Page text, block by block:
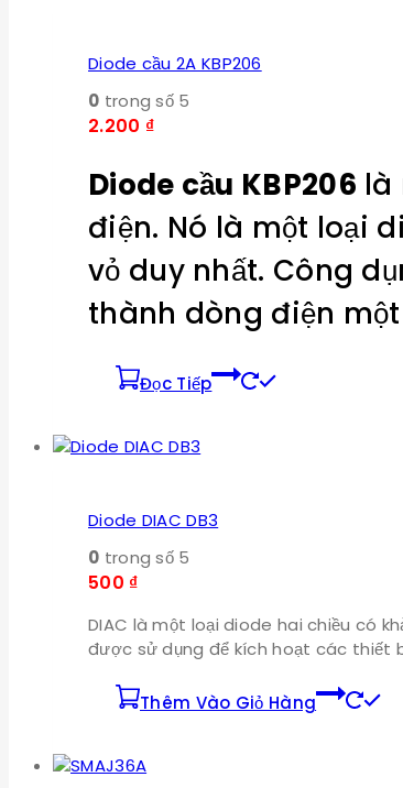
Diode cầu 2A KBP206
0 trong số 5
2.200 ₫
Diode cầu KBP206 là
điện. Nó là một loại
vỏ duy nhất. Công
thành dòng điện
Đọc Tiếp
Diode DIAC DB3
0 trong số 5
500 ₫
DIAC là một loại diode hai chiều có
được sử dụng để kích hoạt các thiết
Thêm Vào Giỏ Hàng